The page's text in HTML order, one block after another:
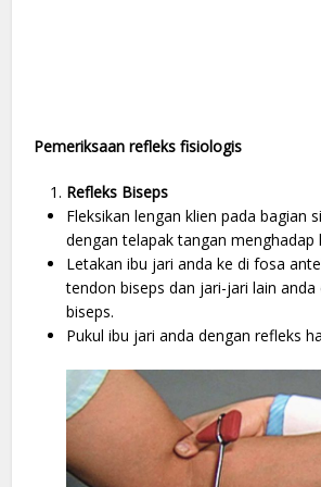
Pemeriksaan refleks fisiologis
Refleks Biseps
Fleksikan lengan klien pada bagian
dengan telapak tangan menghadap
Letakan ibu jari anda ke di fosa
tendon biseps dan jari-jari lain
biseps.
Pukul ibu jari anda dengan refleks